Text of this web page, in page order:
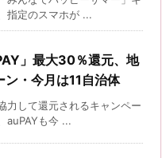
指定のスマホが ...
」最大30％還元、地
・今月は11自治体
力して還元されるキャンペー
auPAYも今 ...